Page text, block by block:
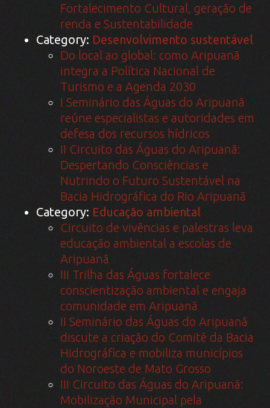
Fortalecimento Cultural, geração de
renda e Sustentabilidade
Category: Desenvolvimento sustentável
Do local ao global: como Aripuanã
integra a Política Nacional de
Turismo e a Agenda 2030
I Seminário das Águas do Aripuanã
reúne especialistas e autoridades em
defesa dos recursos hídricos
II Circuito das Águas do Aripuanã:
Despertando Consciências e
Nutrindo o Futuro Sustentável na
Bacia Hidrográfica do Rio Aripuanã
Category: Educação ambiental
Circuito de vivências e palestras leva
educação ambiental a escolas de
Aripuanã
III Trilha das Águas fortalece
conscientização ambiental e engaja
comunidade em Aripuanã
II Seminário das Águas do Aripuanã
discute a criação do Comitê da Bacia
Hidrográfica e mobiliza municípios
do Noroeste de Mato Grosso
III Circuito das Águas do Aripuanã:
Mobilização Municipal pela